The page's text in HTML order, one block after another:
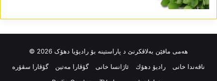
ھەمی مافێن بەلاڤکرنێ د پاراستینە بۆ رادیۆیا دھۆک 2026 ©
ناڤه‌ندا خانی
رادیۆ دهۆك ئاژانسا خانی گۆڤارا مەتین
گۆڤارا سڤۆرە